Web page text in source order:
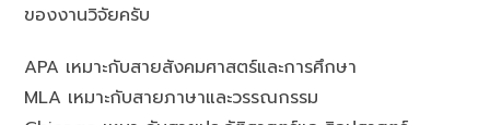
ของงานวิจัยครับ
APA เหมาะกับสายสังคมศาสตร์และการศึกษา
MLA เหมาะกับสายภาษาและวรรณกรรม